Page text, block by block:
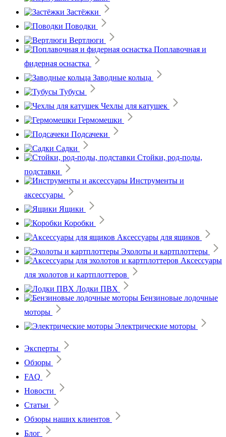
Застёжки
Поводки
Вертлюги
Поплавочная и
фидерная оснастка
Заводные кольца
Тубусы
Чехлы для катушек
Гермомешки
Подсачеки
Садки
Стойки, род-поды,
подставки
Инструменты и
аксессуары
Ящики
Коробки
Аксессуары для ящиков
Эхолоты и картплоттеры
Аксессуары
для эхолотов и картплоттеров
Лодки ПВХ
Бензиновые лодочные
моторы
Электрические моторы
Эксперты
Обзоры
FAQ
Новости
Статьи
Обзоры наших клиентов
Блог